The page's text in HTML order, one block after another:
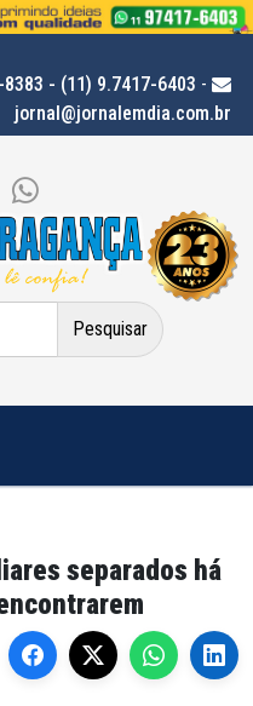
- (11) 9.7417-6403 -
jornal@jornalemdia.com.br
separados há